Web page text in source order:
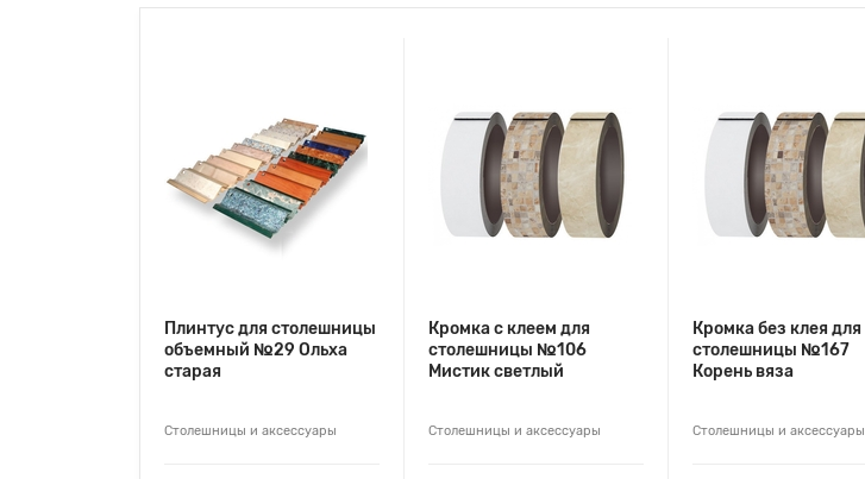
Плинтус для столешницы
объемный №29 Ольха
старая
Столешницы и аксессуары
Кромка с клеем для
столешницы №106
Мистик светлый
Столешницы и аксессуары
Кромка без клея для
столешницы №167
Корень вяза
Столешницы и аксессуары